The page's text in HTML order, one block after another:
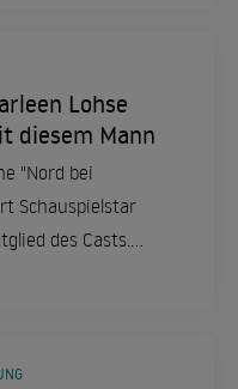
soll.
Lohse
diesem Mann
"Nord bei
Schauspielstar
des Casts.
ihr